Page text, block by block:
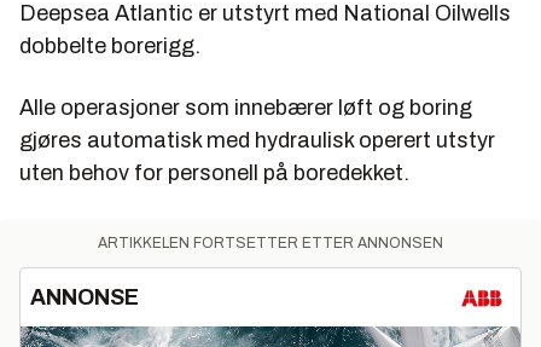
Deepsea Atlantic er utstyrt med National Oilwells
dobbelte borerigg.
Alle operasjoner som innebærer løft og boring
gjøres automatisk med hydraulisk operert utstyr
uten behov for personell på boredekket.
ARTIKKELEN FORTSETTER ETTER ANNONSEN
ANNONSE